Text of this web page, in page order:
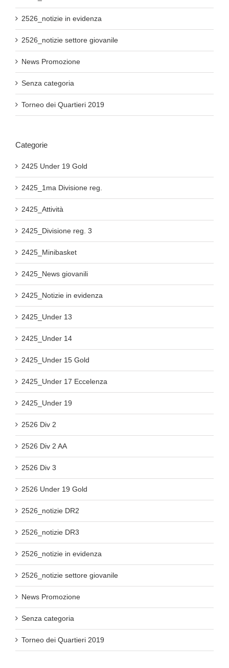
2526_notizie in evidenza
2526_notizie settore giovanile
News Promozione
Senza categoria
Torneo dei Quartieri 2019
Categorie
2425 Under 19 Gold
2425_1ma Divisione reg.
2425_Attività
2425_Divisione reg. 3
2425_Minibasket
2425_News giovanili
2425_Notizie in evidenza
2425_Under 13
2425_Under 14
2425_Under 15 Gold
2425_Under 17 Eccelenza
2425_Under 19
2526 Div 2
2526 Div 2 AA
2526 Div 3
2526 Under 19 Gold
2526_notizie DR2
2526_notizie DR3
2526_notizie in evidenza
2526_notizie settore giovanile
News Promozione
Senza categoria
Torneo dei Quartieri 2019